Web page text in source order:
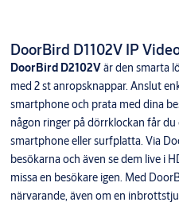
DoorBird D1102V IP
DoorBird D2102Vär den smarta
med 2 st anropsknappar. Anslut
smartphone och prata med dina
någon ringer på dörrklockan får
smartphone eller surfplatta. Via
besökarna och även se dem live i
missa en besökare igen. Med
närvarande, även om en